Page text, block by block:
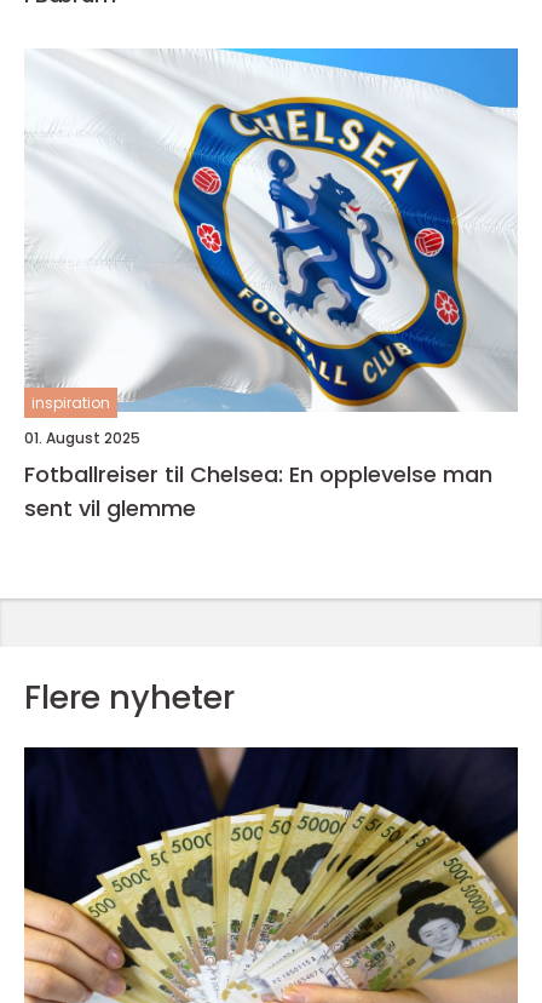
inspiration
01. August 2025
Fotballreiser til Chelsea: En opplevelse man
sent vil glemme
Flere nyheter